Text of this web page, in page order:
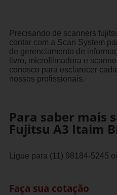
Precisando de scanners
contar com a Scan System
de gerenciamento de
livro, microfilmadora e
conosco para esclarecer
nossos profissionais.
Para saber mais
Fujitsu A3 Itaim
Ligue para (11) 98184-5245
Faça sua cotação